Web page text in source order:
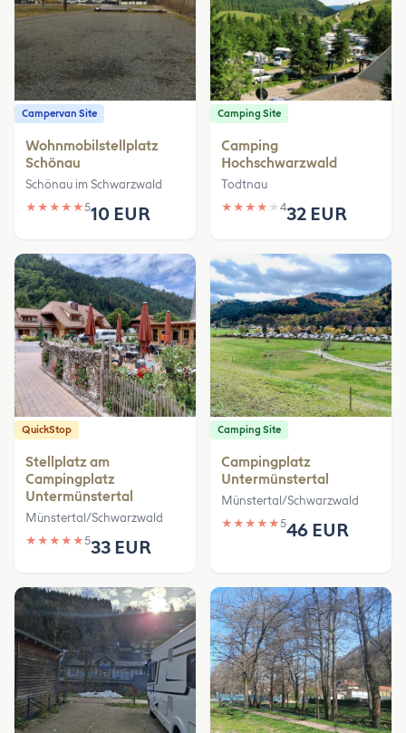
Campervan Site
Wohnmobilstellplatz
Schönau
Schönau im Schwarzwald
★ ★ ★ ★ ★510 EUR
Camping Site
Camping
Hochschwarzwald
Todtnau
★ ★ ★ ★ ★ 432 EUR
QuickStop
Stellplatz am
Campingplatz
Untermünstertal
Münstertal/Schwarzwald
★ ★ ★ ★ ★533 EUR
Camping Site
Campingplatz
Untermünstertal
Münstertal/Schwarzwald
★ ★ ★ ★ ★546 EUR